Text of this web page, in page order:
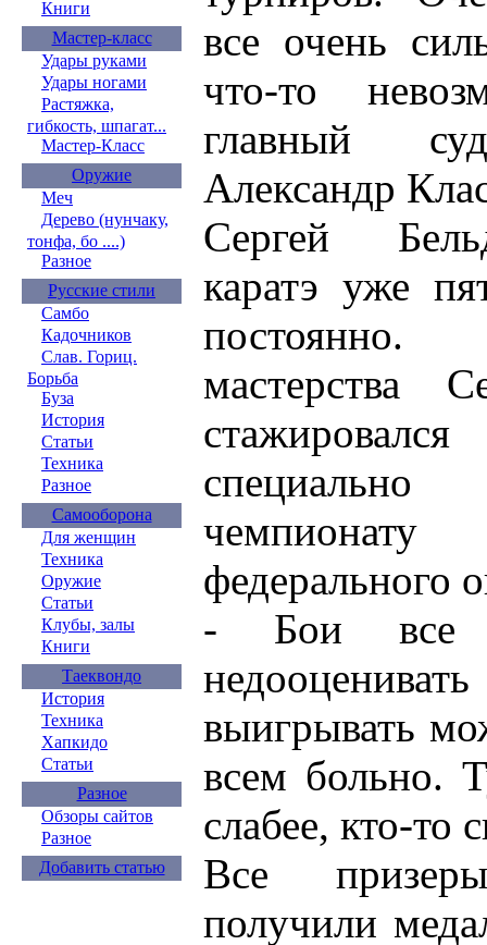
Книги
Мастер-класс
Удары руками
Удары ногами
Растяжка,
гибкость, шпагат...
Мастер-Класс
Оружие
Меч
Дерево (нунчаку,
тонфа, бо ....)
Разное
Русские стили
Самбо
Кадочников
Слав. Гориц.
Борьба
Буза
История
Статьи
Техника
Разное
Самооборона
Для женщин
Техника
Оружие
Статьи
Клубы, залы
Книги
Таеквондо
История
Техника
Хапкидо
Статьи
Разное
Обзоры сайтов
Разное
Добавить статью
все очень
что-то
главный
Александр
Сергей
каратэ уже
мастерства
федерального
- Бои все
выигрывать
всем больно.
слабее, кто-то
Все
получили